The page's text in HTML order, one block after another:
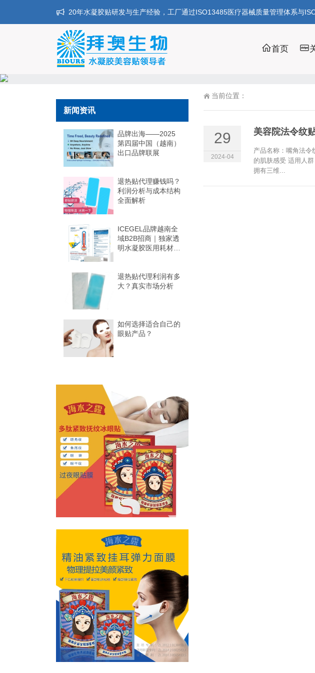
20年水凝胶贴研发与生产经验，工厂通过ISO13485医疗器械质量管理体系与
首页
当前位置：
29
2024-04
美容院法令纹
产品名称：嘴角法令
的肌肤感受 适用人
拥有三维...
新闻资讯
品牌出海——2025
第四届中国（越南）
出口品牌联展
退热贴代理赚钱吗？
利润分析与成本结构
全面解析
ICEGEL品牌越南全
域B2B招商｜独家透
明水凝胶医用耗材
退热贴代理利润有多
大？真实市场分析
如何选择适合自己的
眼贴产品？